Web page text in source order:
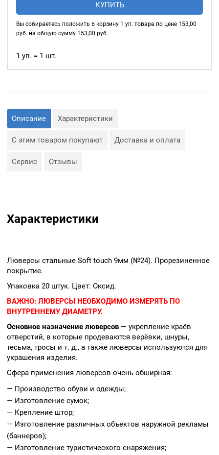
д., а также люверсы
Сфера применения
— Изготовление сумок;
— Крепление штор;
— Изготовление различных
объектов наружной
рекламы (баннеров);
— Изготовление
снаряжения;
— Декор, творчество,
Soft
уп.
КУПИТЬ
Вы собираетесь положить в корзину 1 уп. товара по цене 153,00
руб. на общую сумму 153,00 руб.
1 уп. = 1 шт.
Описание Характеристики
С этим товаром покупают Доставка и оплата
Сервис Отзывы
Характеристики
Люверсы стальные Soft touch 9мм (№24). Прорезиненное
покрытие.
Упаковка 20 штук. Цвет: Оксид.
ВАЖНО: ЛЮВЕРСЫ НЕОБХОДИМО ИЗМЕРЯТЬ ПО
ВНУТРЕННЕМУ ДИАМЕТРУ.
Основное назначение люверсов — укрепление краёв
отверстий, в которые продеваются верёвки, шнуры,
тесьма, тросы и т. д., а также люверсы используются для
украшения изделия.
Сфера применения люверсов очень обширная:
— Производство обуви и одежды;
— Изготовление сумок;
— Крепление штор;
— Изготовление различных объектов наружной рекламы
(баннеров);
— Изготовление туристического снаряжения;